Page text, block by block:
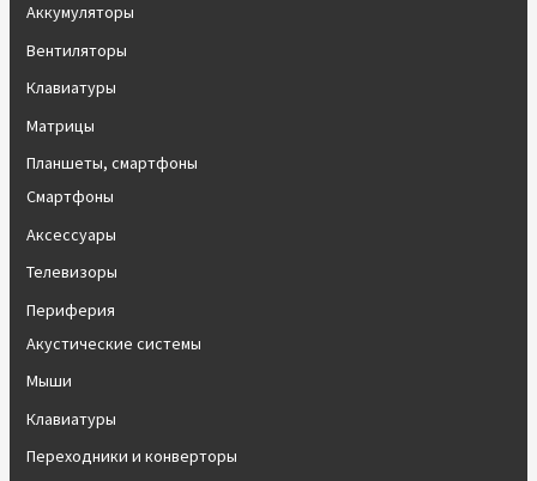
Аккумуляторы
Вентиляторы
Клавиатуры
Матрицы
Планшеты, смартфоны
Смартфоны
Аксессуары
Телевизоры
Периферия
Акустические системы
Мыши
Клавиатуры
Переходники и конверторы